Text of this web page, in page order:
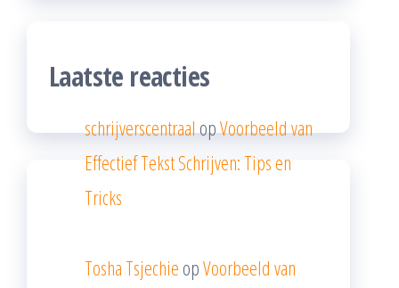
Laatste reacties
schrijverscentraalopVoorbeeld van
Effectief Tekst Schrijven: Tips en
Tricks
Tosha Tsjechie opVoorbeeld van